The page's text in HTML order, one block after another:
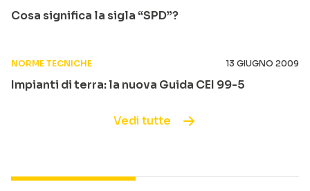
Cosa significa la sigla “SPD”?
NORME TECNICHE 13 GIUGNO 2009
Impianti di terra: la nuova Guida CEI 99-5
Vedi tutte